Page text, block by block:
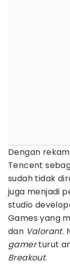
Dengan
Tencent
sudah tidak
juga menjadi
studio
Games yang
dan Valorant.
gamerturut
Breakout.